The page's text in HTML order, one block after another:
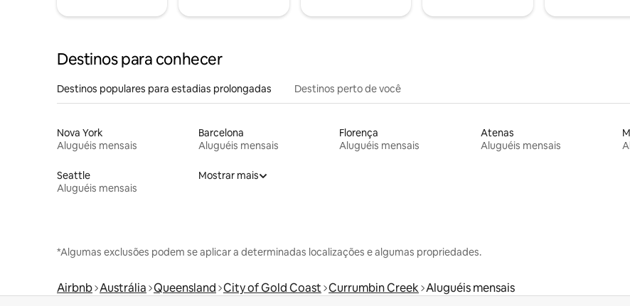
Destinos para conhecer
Destinos populares para estadias prolongadas Destinos perto de você
Nova York
Aluguéis mensais
Barcelona
Aluguéis mensais
Florença
Aluguéis mensais
Atenas
Aluguéis mensais
Seattle
Aluguéis mensais
Mostrar mais
*Algumas exclusões podem se aplicar a determinadas localizações e algumas propriedades.
Airbnb Austrália Queensland City of Gold Coast Currumbin Creek Aluguéis mensais